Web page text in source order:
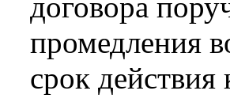
промедления
срок действия